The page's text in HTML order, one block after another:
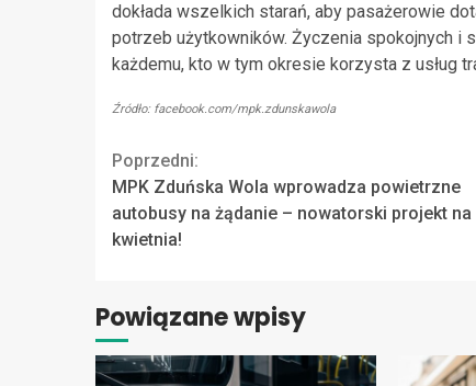
dokłada wszelkich starań, aby pasażerowie
potrzeb użytkowników. Życzenia spokojnych i
każdemu, kto w tym okresie korzysta z usług
Źródło: facebook.com/mpk.zdunskawola
Continue
Reading
Poprzedni:
MPK Zduńska Wola wprowadza powietrzne
autobusy na żądanie – nowatorski projekt na
kwietnia!
Powiązane wpisy